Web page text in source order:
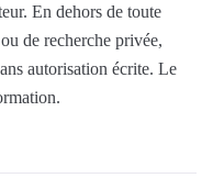
En dehors de toute
de recherche privée,
autorisation écrite. Le